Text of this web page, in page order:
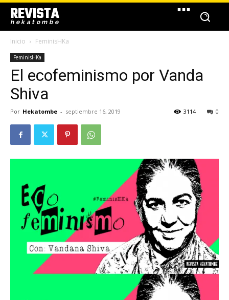
REVISTA
hekatombe
Inicio FeminisHKa
FeminisHKa
El ecofeminismo por Vanda
Shiva
Por Hekatombe - septiembre 16, 2019 0
3114